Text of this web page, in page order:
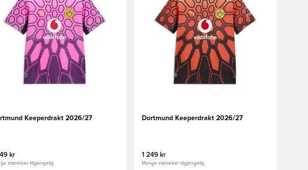
Keeperdrakt 2026/27
kr
størrelser tilgjengelig
Dortmund Keeperdrakt 2026/27
1 249 kr
Mange størrelser tilgjengelig